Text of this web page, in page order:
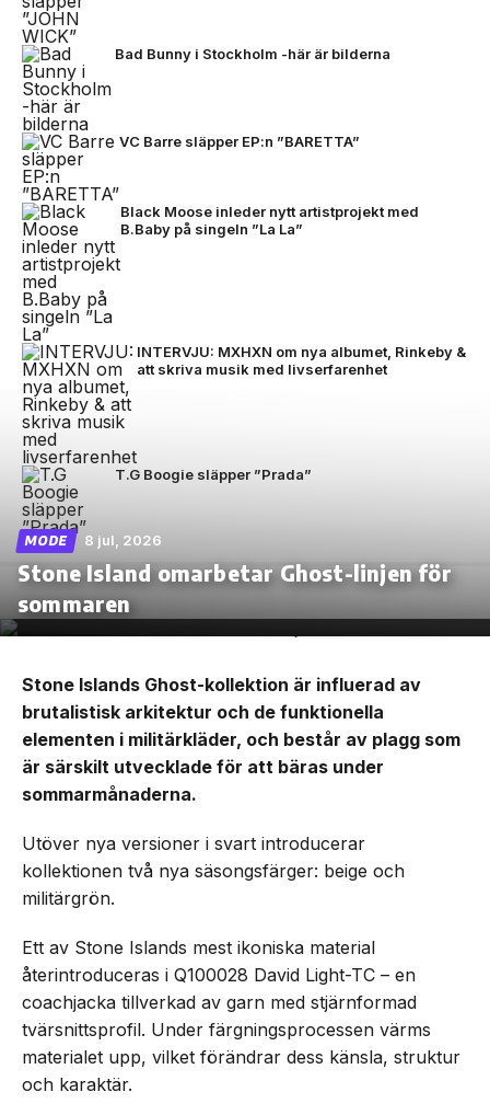
Bad Bunny i Stockholm -här är bilderna
VC Barre släpper EP:n ”BARETTA”
Black Moose inleder nytt artistprojekt med
B.Baby på singeln ”La La”
INTERVJU: MXHXN om nya albumet, Rinkeby &
att skriva musik med livserfarenhet
T.G Boogie släpper ”Prada”
MODE 8 jul, 2026
Stone Island omarbetar Ghost-linjen för
sommaren
Stone Islands Ghost-kollektion är influerad av
brutalistisk arkitektur och de funktionella
elementen i militärkläder, och består av plagg som
är särskilt utvecklade för att bäras under
sommarmånaderna.
Utöver nya versioner i svart introducerar
kollektionen två nya säsongsfärger: beige och
militärgrön.
Ett av Stone Islands mest ikoniska material
återintroduceras i Q100028 David Light-TC – en
coachjacka tillverkad av garn med stjärnformad
tvärsnittsprofil. Under färgningsprocessen värms
materialet upp, vilket förändrar dess känsla, struktur
och karaktär.